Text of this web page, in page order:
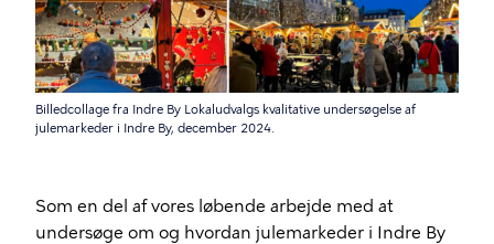
Billedcollage fra Indre By Lokaludvalgs kvalitative undersøgelse af
julemarkeder i Indre By, december 2024.
Som en del af vores løbende arbejde med at
undersøge om og hvordan julemarkeder i Indre By